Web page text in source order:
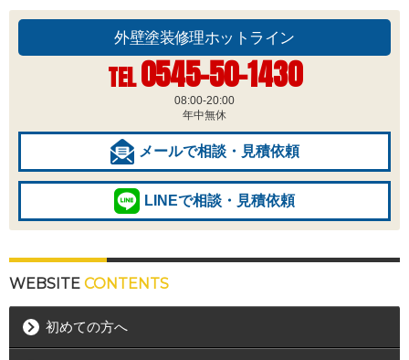
外壁塗装修理ホットライン
TEL0545-50-1430
08:00-20:00
年中無休
メールで相談・見積依頼
LINEで相談・見積依頼
WEBSITE CONTENTS
初めての方へ